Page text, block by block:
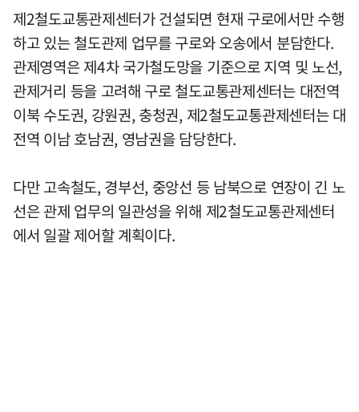
제2철도교통관제센터가 건설되면 현재 구로에서만 수행
하고 있는 철도관제 업무를 구로와 오송에서 분담한다.
관제영역은 제4차 국가철도망을 기준으로 지역 및 노선,
관제거리 등을 고려해 구로 철도교통관제센터는 대전역
이북 수도권, 강원권, 충청권, 제2철도교통관제센터는 대
전역 이남 호남권, 영남권을 담당한다.
다만 고속철도, 경부선, 중앙선 등 남북으로 연장이 긴 노
선은 관제 업무의 일관성을 위해 제2철도교통관제센터
에서 일괄 제어할 계획이다.